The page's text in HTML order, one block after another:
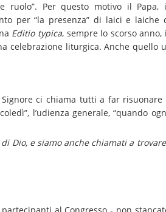
ruolo”. Per questo motivo il
per “la presenza” di laici e
Editio typica, sempre lo scorso
celebrazione liturgica. Anche
ci chiama tutti a far
l’udienza generale, “quando
Dio, e siamo anche chiamati a